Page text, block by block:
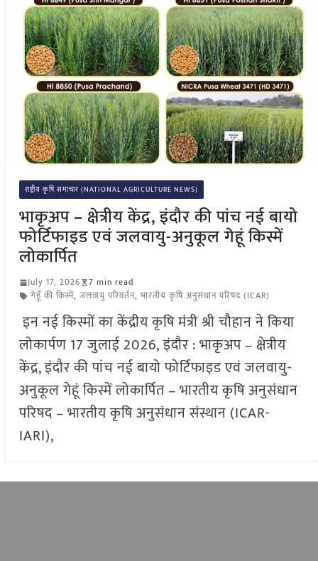
राष्ट्रीय कृषि समाचार (NATIONAL AGRICULTURE NEWS)
भाकृअप – क्षेत्रीय केंद्र, इंदौर की पांच नई बायो
फोर्टिफाइड एवं जलवायु-अनुकूल गेहूं किस्में
लोकार्पित
July 17, 2026
7 min read
गेहूँ की किस्में, जलवायु परिवर्तन, भारतीय कृषि अनुसंधान परिषद (ICAR)
इन नई किस्मों का केंद्रीय कृषि मंत्री श्री चौहान ने किया
लोकार्पण 17 जुलाई 2026, इंदौर : भाकृअप – क्षेत्रीय
केंद्र, इंदौर की पांच नई बायो फोर्टिफाइड एवं जलवायु-
अनुकूल गेहूं किस्में लोकार्पित – भारतीय कृषि अनुसंधान
परिषद – भारतीय कृषि अनुसंधान संस्थान (ICAR-
IARI),